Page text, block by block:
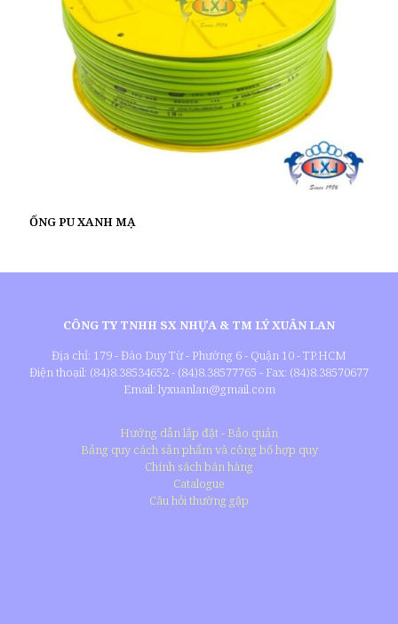
ỐNG PU XANH MẠ
CÔNG TY TNHH SX NHỰA & TM LÝ XUÂN LAN
Địa chỉ: 179 - Đào Duy Từ - Phường 6 - Quận 10 - TP.HCM
Điện thoạil: (84)8.38534652 - (84)8.38577765 - Fax: (84)8.38570677
Email: lyxuanlan@gmail.com
Hướng dẫn lắp đặt - Bảo quản
Bảng quy cách sản phẩm và công bố hợp quy
Chính sách bán hàng
Catalogue
Câu hỏi thường gặp